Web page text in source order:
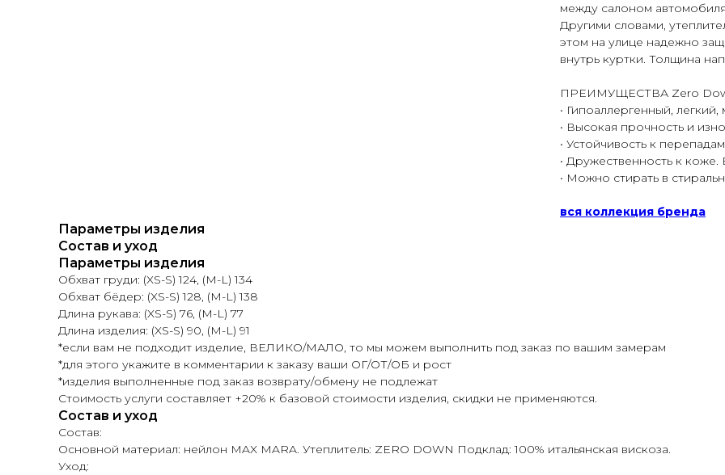
между салоном
Другими словами,
этом на улице надежно
внутрь куртки. Толщина
ПРЕИМУЩЕСТВА Zero
• Гипоаллергенный, легкий,
• Высокая прочность и
• Устойчивость к
• Дружественность к коже.
• Можно стирать в
вся коллекция бренда
Параметры изделия
Состав и уход
Параметры изделия
Обхват груди: (XS-S) 124, (M-L) 134
Обхват бёдер: (XS-S) 128, (M-L) 138
Длина рукава: (XS-S) 76, (M-L) 77
Длина изделия: (XS-S) 90, (M-L) 91
*если вам не подходит изделие, ВЕЛИКО/МАЛО, то мы можем выполнить под заказ по вашим замерам
*для этого укажите в комментарии к заказу ваши ОГ/ОТ/ОБ и рост
*изделия выполненные под заказ возврату/обмену не подлежат
Стоимость услуги составляет +20% к базовой стоимости изделия, скидки не применяются.
Состав и уход
Состав:
Основной материал: нейлон MAX MARA. Утеплитель: ZERO DOWN Подклад: 100% итальянская вискоза.
Уход: